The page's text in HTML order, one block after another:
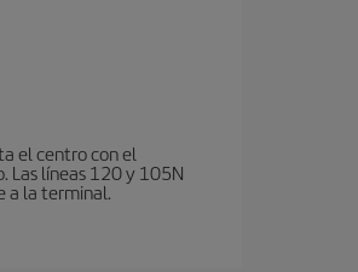
el centro con el
Las líneas 120 y 105N
a la terminal.